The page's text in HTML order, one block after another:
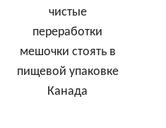
чистые
переработки
мешочки стоять в
пищевой упаковке
Канада